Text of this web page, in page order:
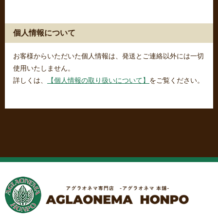
個人情報について
お客様からいただいた個人情報は、発送とご連絡以外には一切
使用いたしません。
詳しくは、
【個人情報の取り扱いについて】 をご覧ください。